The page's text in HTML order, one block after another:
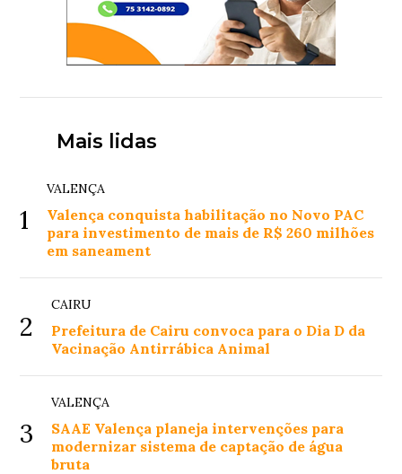
Mais lidas
1
VALENÇA
Valença conquista habilitação no Novo PAC
para investimento de mais de R$ 260 milhões
em saneament
2
CAIRU
Prefeitura de Cairu convoca para o Dia D da
Vacinação Antirrábica Animal
3
VALENÇA
SAAE Valença planeja intervenções para
modernizar sistema de captação de água
bruta